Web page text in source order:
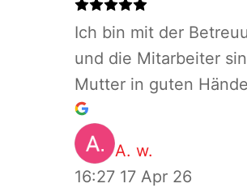
Ich bin mit der
und die Mitarbeiter
Mutter in guten
A. w.
16:27 17 Apr 26